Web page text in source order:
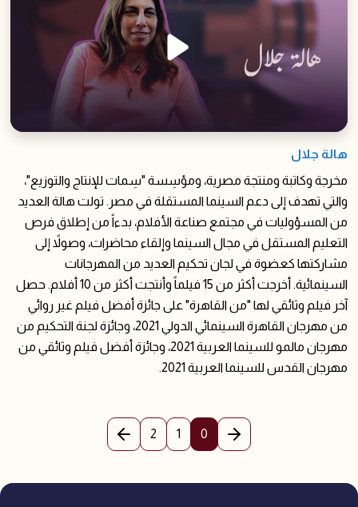
هالة جلال
مخرجة وكاتبة ومنتجة مصرية، ومؤسِسة "سِمات للإنتاج والتوزيع"،
والتي تهدف إلى دعم السينما المستقلة في مصر. تولت هالة العديد
من المسؤوليات في مجتمع صناعة الأفلام، بدءاً من إطلاق فرص
التعليم المستقل في مجال السينما وإلقاء محاضرات، وصولاً إلى
مشاركتها كعضوة في لجان تحكيم العديد من المهرجانات
السينمائية. أخرجت أكثر من 15 فيلماً وأنتجت أكثر من 10 أفلام. حصل
آخر فيلم وثائقي لها "من القاهرة" على جائزة أفضل فيلم غير روائي
من مهرجان القاهرة السينمائي الدولي 2021، وجائزة لجنة التحكيم من
مهرجان مالمو للسينما العربية 2021، وجائزة أفضل فيلم وثائقي من
مهرجان القدس للسينما العربية 2021.
الصفحة السابقة
0
(current)
1
2 الصفحة التالية